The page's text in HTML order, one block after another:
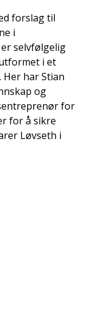
forslag til
i
selvfølgelig
i et
Her har Stian
og
for
for å sikre
Løvseth i